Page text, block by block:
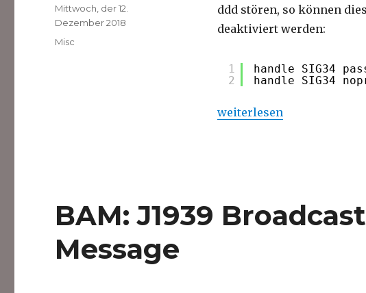
ddd stören, so können
deaktiviert werden:
1
2
handle SIG34
handle SIG34
„Real-time event 34 in GDB
weiterlesen
Veröffentlicht
am
Mittwoch, der 12.
Dezember 2018
Kategorien
Misc
BAM: J1939
Message